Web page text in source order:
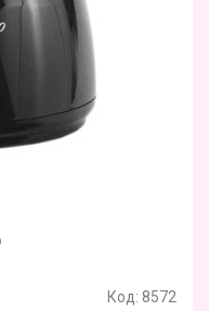
Код: 8572